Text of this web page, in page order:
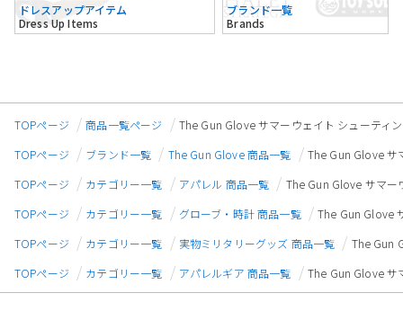
ドレスアップアイテム
Dress Up Items
ブランド一覧
Brands
TOPページ 商品一覧ページ
The Gun Glove サマーウェイト シューティ
TOPページ
ブランド一覧 The Gun Glove 商品一覧
The Gun Glove サ
TOPページ
カテゴリー一覧 アパレル 商品一覧
The Gun Glove サマー
TOPページ
カテゴリー一覧 グローブ・時計 商品一覧
The Gun Glove
TOPページ
カテゴリー一覧 実物ミリタリーグッズ 商品一覧
The Gun
TOPページ
カテゴリー一覧 アパレルギア 商品一覧 The Gun Glove サ